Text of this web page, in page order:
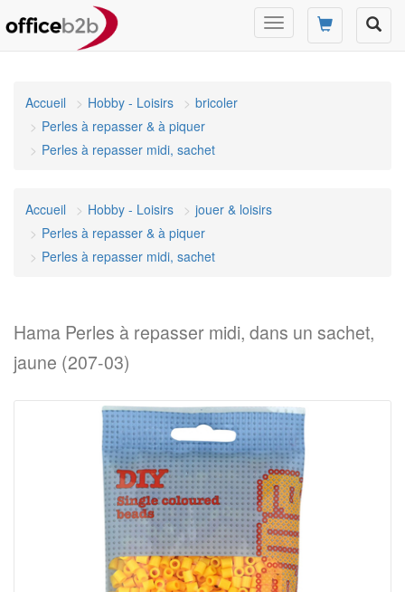
Changer
mode
Accueil
Hobby - Loisirs
bricoler
Perles à repasser & à piquer
Perles à repasser midi, sachet
Accueil Hobby - Loisirs
jouer & loisirs
Perles à repasser & à piquer
Perles à repasser midi, sachet
Hama Perles à repasser midi, dans un sachet,
jaune (207-03)